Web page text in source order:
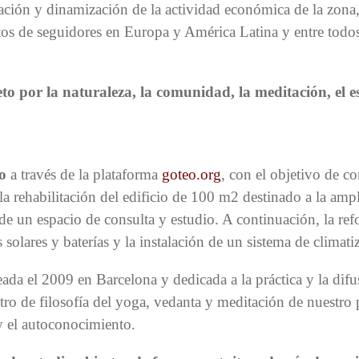
y dinamización de la actividad económica de la
de seguidores en Europa y América Latina y entre
por la naturaleza, la comunidad, la meditación, el
a través de la plataforma goteo.org, con el objetivo de
rehabilitación del edificio de 100 m2 destinado a la
un espacio de consulta y estudio. A continuación, la
y baterías y la instalación de un sistema de
el 2009 en Barcelona y dedicada a la práctica y la
de filosofía del yoga, vedanta y meditación de nuestro
el autoconocimiento.